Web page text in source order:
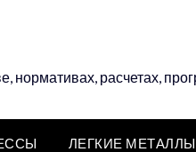
нормативах, расчетах,
ЛЕГКИЕ МЕТАЛЛЫ